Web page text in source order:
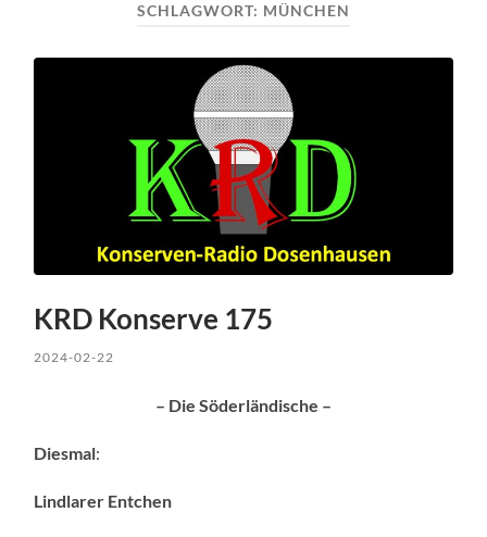
SCHLAGWORT: MÜNCHEN
KRD Konserve 175
2024-02-22
– Die Söderländische –
Diesmal:
Lindlarer Entchen